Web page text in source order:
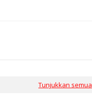
Tunjukkan semua